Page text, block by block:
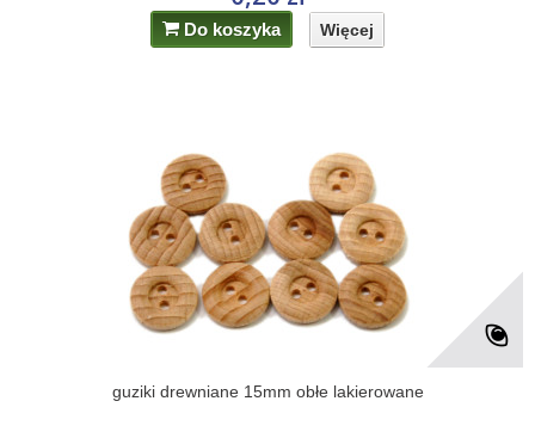
Do koszyka Więcej
guziki drewniane 15mm obłe lakierowane